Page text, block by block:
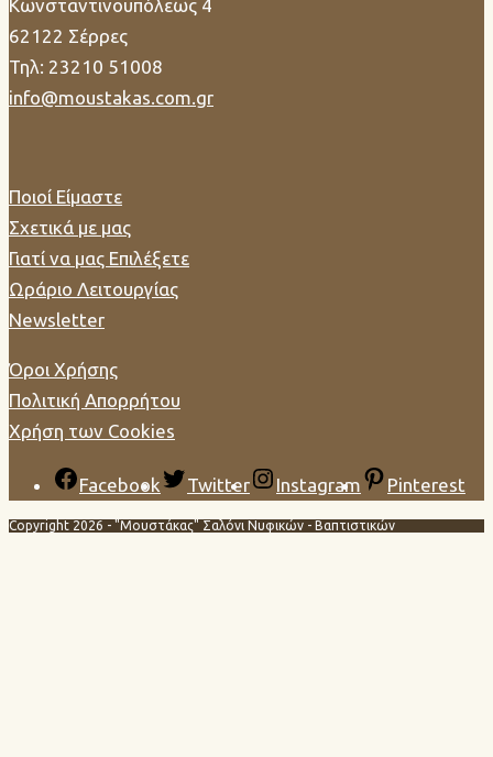
Κωνσταντινουπόλεως 4
62122 Σέρρες
Τηλ: 23210 51008
info@moustakas.com.gr
Ποιοί Είμαστε
Σχετικά με μας
Γιατί να μας Επιλέξετε
Ωράριο Λειτουργίας
Newsletter
Όροι Χρήσης
Πολιτική Απορρήτου
Χρήση των Cookies
Facebook Twitter Instagram Pinterest
Copyright 2026 - "Μουστάκας" Σαλόνι Νυφικών - Βαπτιστικών